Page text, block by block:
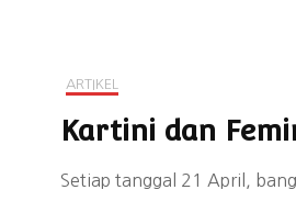
ARTIKEL
Kartini dan
Setiap tanggal 21 April,